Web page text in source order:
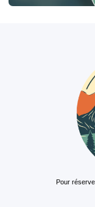
Pour